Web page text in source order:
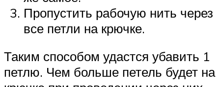
Пропустить рабочую нить через
все петли на крючке.
Таким способом удастся убавить 1
петлю. Чем больше петель будет на